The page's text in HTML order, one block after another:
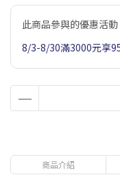
此商品參與的優惠活動
8/3-8/30滿3000元享
商品介紹